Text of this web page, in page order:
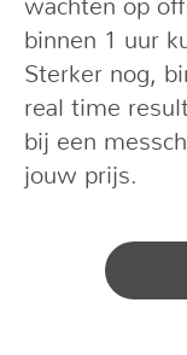
wachten op
binnen 1 uur
Sterker nog,
real time
bij een
jouw prijs.